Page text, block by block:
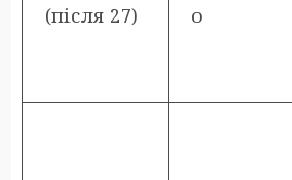
(після 27)
о